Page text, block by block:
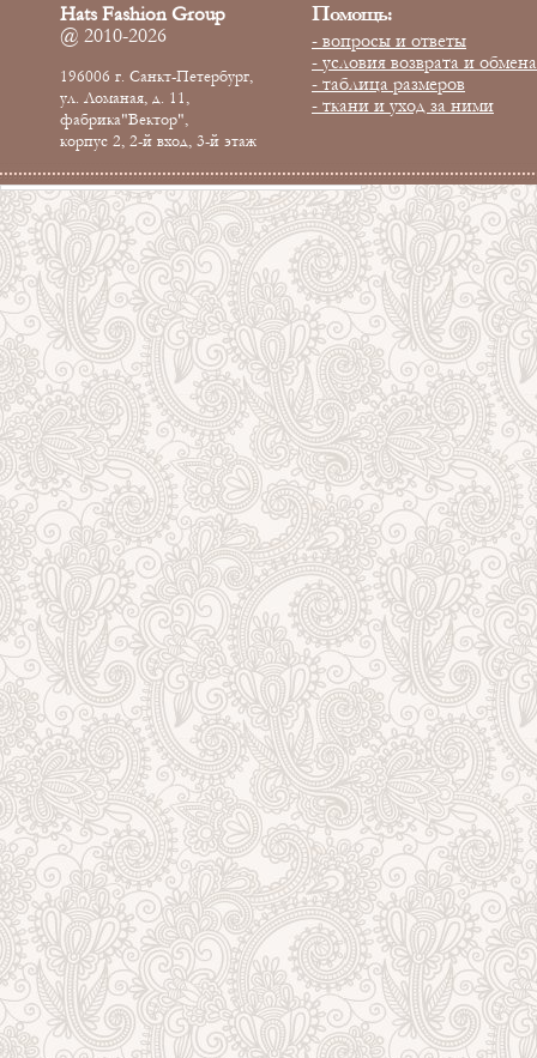
Hats Fashion Group
@ 2010-2026
196006 г. Санкт-Петербург,
ул. Ломаная, д. 11,
фабрика"Вектор",
корпус 2, 2-й вход, 3-й этаж
Помощь:
- вопросы и ответы
- условия возврата и обмена
- таблица размеров
- ткани и уход за ними